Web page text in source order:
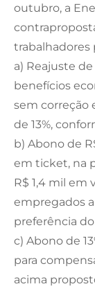
outubro, a
trabalhadores
a) Reajuste de
benefícios
sem correção
de 13%,
b) Abono de
em ticket, na
R$ 1,4 mil em
empregados
preferência
c) Abono de
para
acima